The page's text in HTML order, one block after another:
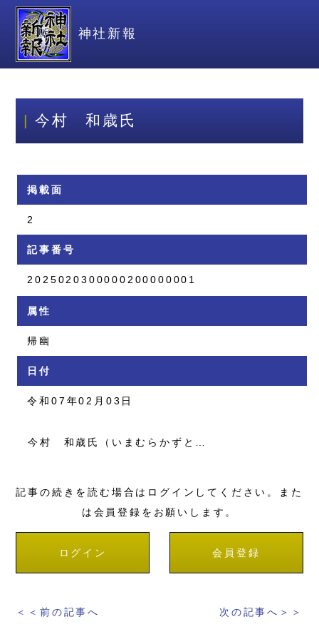
神社新報
今村 和歳氏
掲載面
2
記事番号
2025020300000200000001
属性
帰幽
日付
令和07年02月03日
今村 和歳氏（いまむらかずと…
記事の続きを読む場合はログインしてください。また
は会員登録をお願いします。
ログイン 会員登録
＜＜前の記事へ 次の記事へ＞＞